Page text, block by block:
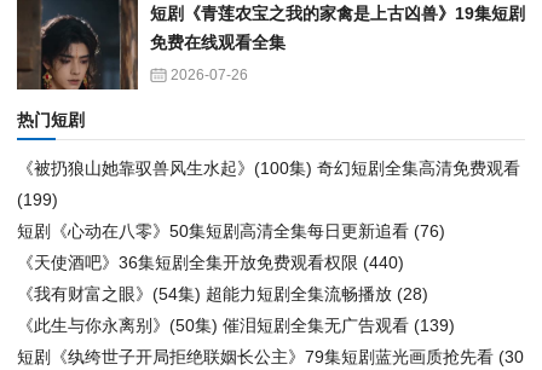
短剧《青莲农宝之我的家禽是上古凶兽》19集短剧
免费在线观看全集
2026-07-26
热门短剧
《被扔狼山她靠驭兽风生水起》(100集) 奇幻短剧全集高清免费观看
(199)
短剧《心动在八零》50集短剧高清全集每日更新追看 (76)
《天使酒吧》36集短剧全集开放免费观看权限 (440)
《我有财富之眼》(54集) 超能力短剧全集流畅播放 (28)
《此生与你永离别》(50集) 催泪短剧全集无广告观看 (139)
短剧《纨绔世子开局拒绝联姻长公主》79集短剧蓝光画质抢先看 (30